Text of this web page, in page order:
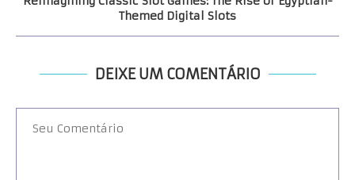
Themed Digital Slots
DEIXE UM COMENTÁRIO